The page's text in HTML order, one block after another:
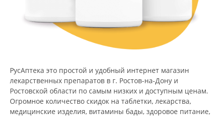
РусАптека это простой и удобный интернет магазин
лекарственных препаратов в г. Ростов-на-Дону и
Ростовской области по самым низких и доступным ценам.
Огромное количество скидок на таблетки, лекарства,
медицинские изделия, витамины бады, здоровое питание,